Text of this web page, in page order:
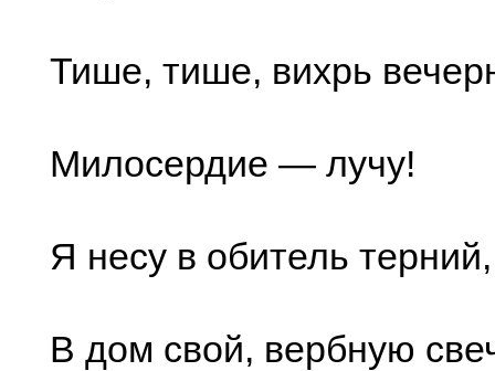
Тише, тише, вихрь
Милосердие — лучу!
Я несу в обитель терний,
В дом свой, вербную